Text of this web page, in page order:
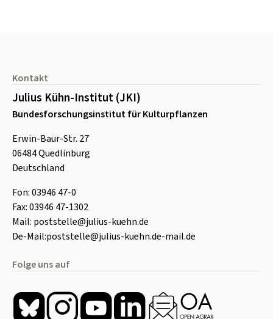
Kontakt
Julius Kühn-Institut (JKI)
Bundesforschungsinstitut für Kulturpflanzen
Erwin-Baur-Str. 27
06484Quedlinburg
Deutschland
Fon:03946 47-0
Fax:03946 47-1302
Mail: poststelle@julius-kuehn.de
De-Mail:poststelle@julius-kuehn.de-mail.de
Folge uns auf